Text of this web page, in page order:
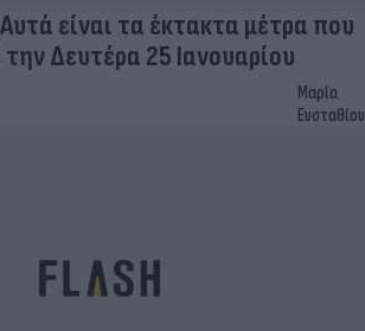
είναι τα έκτακτα μέτρα που
Δευτέρα 25 Ιανουαρίου
Μαρία
Ευσταθίου